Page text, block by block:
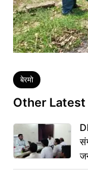
Tags
बेरमो
Other